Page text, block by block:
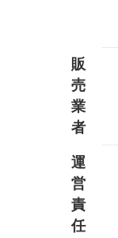
販
売
業
者
運
営
責
任